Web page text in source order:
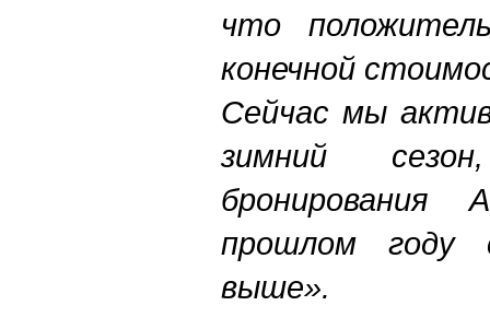
что
конечной
Сейчас мы
зимний
бронирования
прошлом году
выше».